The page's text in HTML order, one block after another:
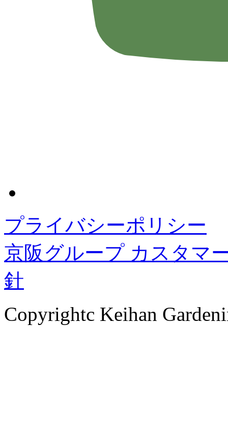
プライバシーポリシー
京阪グループ カスタマ
針
Copyrightc Keihan